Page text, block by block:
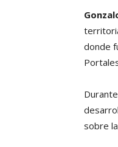
donde
sobre